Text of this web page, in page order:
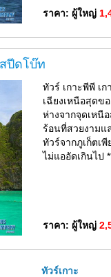
ราคา: ผู้ใหญ่
ปีดโบ๊ท
ทัวร์ เกาะพีพี เ
เฉียงเหนือสุดข
ห่างจากจุดเหนื
ร้อนที่สวยงาม
ทัวร์จากภูเก็ตเ
ไม่แออัดเกินไป
ราคา: ผู้ใหญ่
ทัวร์เกาะ